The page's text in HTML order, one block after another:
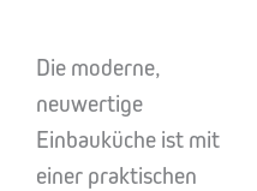
Die moderne,
neuwertige
Einbauküche ist mit
einer praktischen